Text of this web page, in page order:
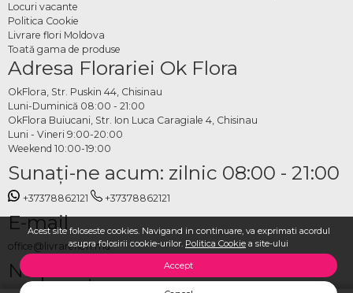
Acest site foloseste cookies. Navigand in continuare, va exprimati acordul
asupra folosirii cookie-urilor. Politica Cookie a site-ului
Accept
Locuri vacante
Politica Cookie
Livrare flori Moldova
Toată gama de produse
Adresa Florariei Ok Flora
OkFlora, Str. Puskin 44, Chisinau
Luni-Duminică 08:00 - 21:00
OkFlora Buiucani, Str. Ion Luca Caragiale 4, Chisinau
Luni - Vineri 9:00-20:00
Weekend 10:00-19:00
Sunaţi-ne acum: zilnic 08:00 - 21:00
+37378862121 +37378862121
E-mail
office@livrareflori.md
Ne puteți contacta: